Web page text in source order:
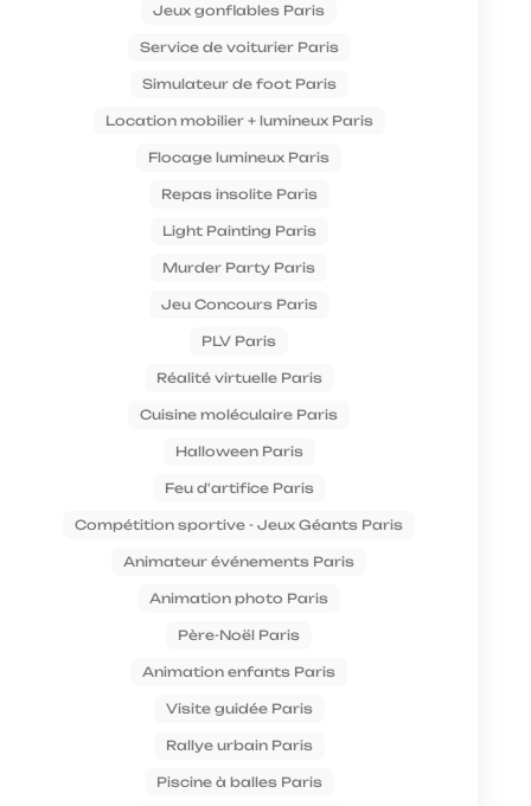
Jeux gonflables Paris
Service de voiturier Paris
Simulateur de foot Paris
Location mobilier + lumineux Paris
Flocage lumineux Paris
Repas insolite Paris
Light Painting Paris
Murder Party Paris
Jeu Concours Paris
PLV Paris
Réalité virtuelle Paris
Cuisine moléculaire Paris
Halloween Paris
Feu d'artifice Paris
Compétition sportive - Jeux Géants Paris
Animateur événements Paris
Animation photo Paris
Père-Noël Paris
Animation enfants Paris
Visite guidée Paris
Rallye urbain Paris
Piscine à balles Paris